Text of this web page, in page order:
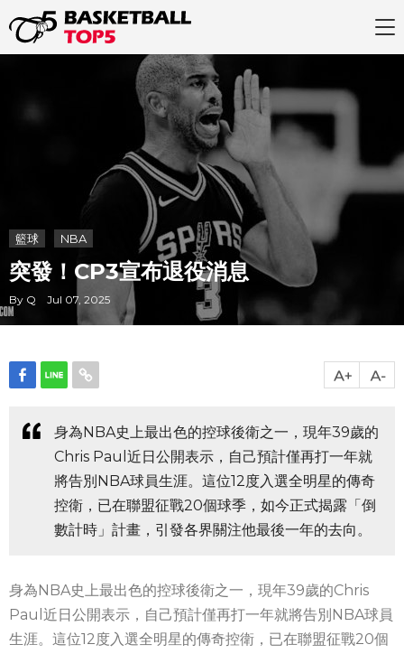
籃球 NBA
突發！CP3宣布退役消息
By Q Jul 07, 2025
身為NBA史上最出色的控球後衛之一，現年39歲的
Chris Paul近日公開表示，自己預計僅再打一年就
將告別NBA球員生涯。這位12度入選全明星的傳奇
控衛，已在聯盟征戰20個球季，如今正式揭露「倒
數計時」計畫，引發各界關注他最後一年的去向。
身為NBA史上最出色的控球後衛之一，現年39歲的Chris
Paul近日公開表示，自己預計僅再打一年就將告別NBA球員
生涯。這位12度入選全明星的傳奇控衛，已在聯盟征戰20個